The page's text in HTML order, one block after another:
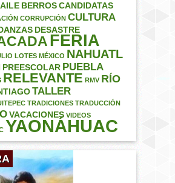
BERROSCANDIDATAS
CORRUPCIÓN CULTURA
DESASTRE
FERIA
LOTES MÉXICO NAHUATL
PREESCOLAR PUEBLA
RELEVANTE RMV RÍO
TALLER
TRADICIONES TRADUCCIÓN
VACACIONES VIDEOS
YAONÁHUAC